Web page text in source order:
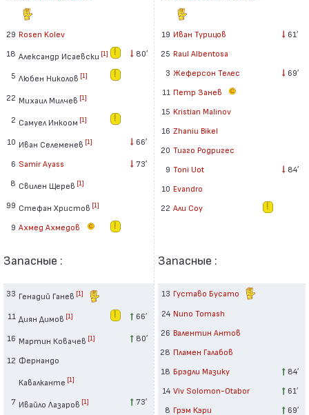
29 Rosen Kolev
18 Александр Исаевски [1] 80′
5 Любен Николов [1]
22 Михаил Милчев [1]
2 Самуел Инкоом [1]
10 Иван Селеменев [1] 66′
6 Samir Ayass
73′
8 Свилен Щерев [1]
99 Стефан Христов [1]
9 Ахмед Ахмедов
Запасные :
33 Генадий Ганев [1]
11 Диян Димов [1] 66′
16 Мартин Ковачев [1] 80′
12 Фернандо
Кавалканте [1]
7 Ивайло Лазаров [1] 73′
19 Иван Турицов
61′
25 Raul Albentosa
3 Жеферсон Телес
69′
11 Петр Занев
15 Kristian Malinov
16 Zhaniu Bikel
20 Тиаго Родригес
9 Toni Uot
84′
10 Evandro
22 Али Соу
Запасные :
13 Густаво Бусато
24 Nuno Tomash
26 Валентин Антов
28 Пламен Галабов
18 Брэдли Мазику
84′
14 Viv Solomon-Otabor
61′
8 Грэм Кэри 69′